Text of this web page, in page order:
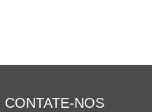
CONTATE-NOS